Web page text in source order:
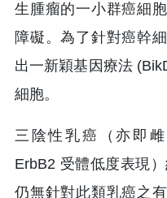
生腫瘤的一小群癌細
障礙。為了針對癌幹
出一新穎基因療法
細胞。
三陰性乳癌（亦即
ErbB2 受體低度表現
仍無針對此類乳癌之